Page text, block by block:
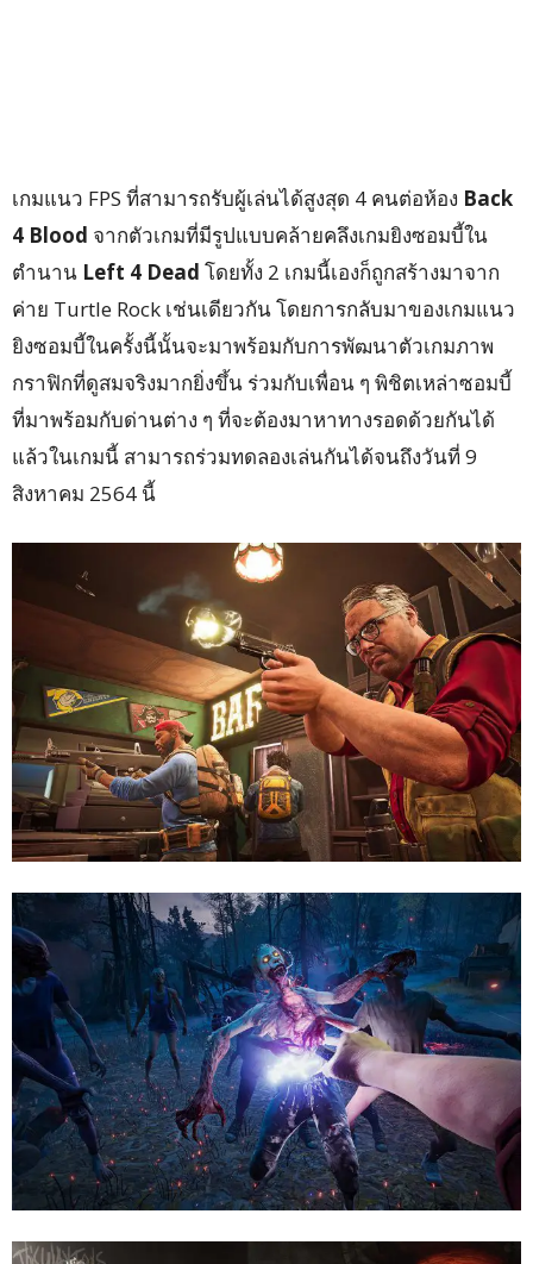
เกมแนว FPS ที่สามารถรับผู้เล่นได้สูงสุด 4 คนต่อห้อง Back
4 Blood จากตัวเกมที่มีรูปแบบคล้ายคลึงเกมยิงซอมบี้ใน
ตำนาน Left 4 Dead โดยทั้ง 2 เกมนี้เองก็ถูกสร้างมาจาก
ค่าย Turtle Rock เช่นเดียวกัน โดยการกลับมาของเกมแนว
ยิงซอมบี้ในครั้งนี้นั้นจะมาพร้อมกับการพัฒนาตัวเกมภาพ
กราฟิกที่ดูสมจริงมากยิ่งขึ้น ร่วมกับเพื่อน ๆ พิชิตเหล่าซอมบี้
ที่มาพร้อมกับด่านต่าง ๆ ที่จะต้องมาหาทางรอดด้วยกันได้
แล้วในเกมนี้ สามารถร่วมทดลองเล่นกันได้จนถึงวันที่ 9
สิงหาคม 2564 นี้